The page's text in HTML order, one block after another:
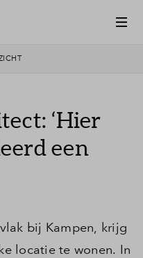
‘Hier
een
bij Kampen, krijg
locatie te wonen. In